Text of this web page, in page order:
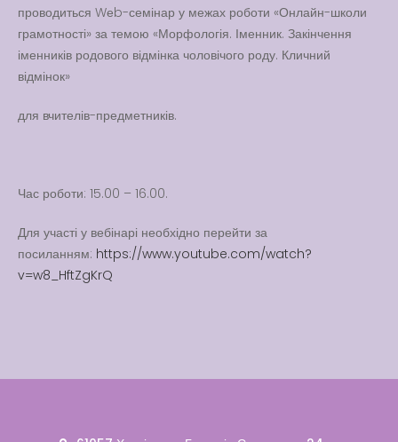
Вакансії
проводиться Wеb-семінар у межах роботи «Онлайн-школи
грамотності» за темою «Морфологія. Іменник. Закінчення
іменників родового відмінка чоловічого роду. Кличний
відмінок»
для вчителів-предметників.
Час роботи: 15.00 – 16.00.
Для участі у вебінарі необхідно перейти за
посиланням: https://www.youtube.com/watch?
v=w8_HftZgKrQ